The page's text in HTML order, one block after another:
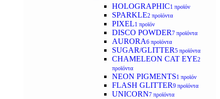
HOLOGRAPHIC1 προϊόν
SPARKLE2 προϊόντα
PIXEL1 προϊόν
DISCO POWDER7 προϊόντα
AURORA6 προϊόντα
SUGAR/GLITTER5 προϊόντα
CHAMELEON CAT EYE2
προϊόντα
NEON PIGMENTS1 προϊόν
FLASH GLITTER9 προϊόντα
UNICORN7 προϊόντα